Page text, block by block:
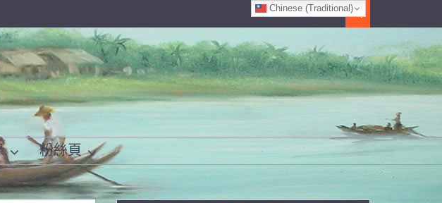
粉絲頁
Chinese (Traditional)